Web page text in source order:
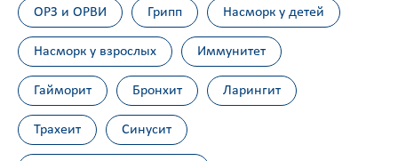
ОРЗ и ОРВИ Грипп Насморк у детей
Насморк у взрослых Иммунитет
Гайморит Бронхит Ларингит
Трахеит Синусит